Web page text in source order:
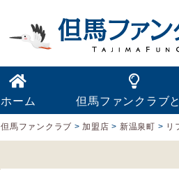
ホーム 但馬ファンクラブ
但馬ファンクラブ >加盟店 > 新温泉町 > リ